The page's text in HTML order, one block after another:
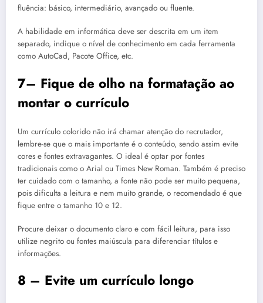
fluência: básico, intermediário, avançado ou fluente.
A habilidade em informática deve ser descrita em um item
separado, indique o nível de conhecimento em cada ferramenta
como AutoCad, Pacote Office, etc.
7– Fique de olho na formatação ao
montar o currículo
Um currículo colorido não irá chamar atenção do recrutador,
lembre-se que o mais importante é o conteúdo, sendo assim evite
cores e fontes extravagantes. O ideal é optar por fontes
tradicionais como o Arial ou Times New Roman. Também é preciso
ter cuidado com o tamanho, a fonte não pode ser muito pequena,
pois dificulta a leitura e nem muito grande, o recomendado é que
fique entre o tamanho 10 e 12.
Procure deixar o documento claro e com fácil leitura, para isso
utilize negrito ou fontes maiúscula para diferenciar títulos e
informações.
8 – Evite um currículo longo